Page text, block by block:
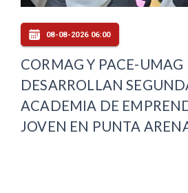
08-08-2026 06:00
CORMAG Y PACE-UMAG
DESARROLLAN
ACADEMIA DE
JOVEN EN PUNTA